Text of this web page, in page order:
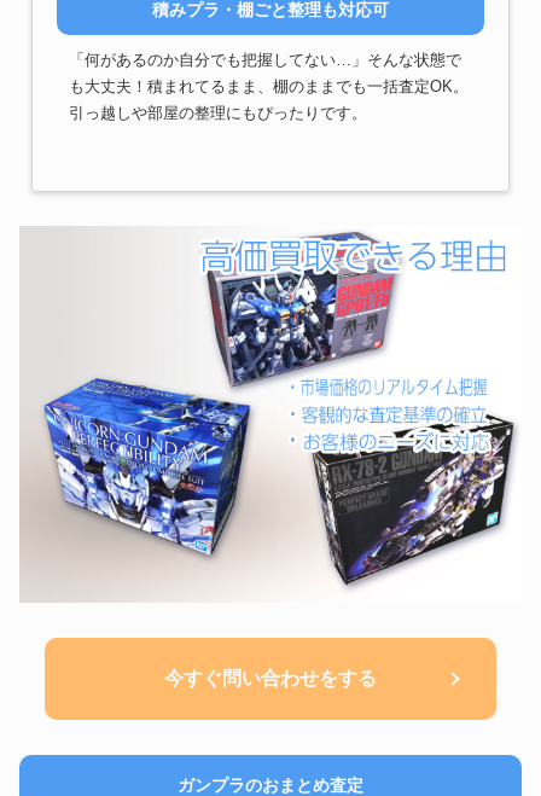
積みプラ・棚ごと整理も対応可
「何があるのか自分でも把握してない…」そんな状態で
も大丈夫！積まれてるまま、棚のままでも一括査定OK。
引っ越しや部屋の整理にもぴったりです。
今すぐ問い合わせをする
ガンプラのおまとめ査定